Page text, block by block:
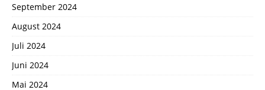
September 2024
August 2024
Juli 2024
Juni 2024
Mai 2024